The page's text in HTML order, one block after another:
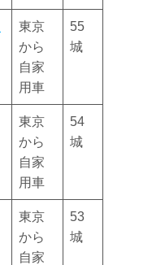
東京
から
自家
用車
55
城
東京
から
自家
用車
54
城
東京
から
自家
53
城